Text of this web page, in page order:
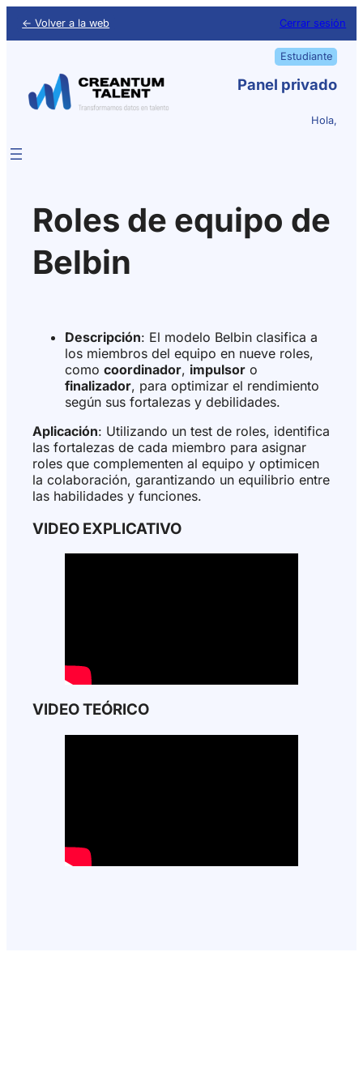
← Volver a la web Cerrar sesión
Estudiante
Panel privado
Hola,
Roles de equipo de
Belbin
Descripción: El modelo Belbin clasifica a
los miembros del equipo en nueve roles,
como coordinador, impulsor o
finalizador, para optimizar el rendimiento
según sus fortalezas y debilidades.
Aplicación: Utilizando un test de roles, identifica
las fortalezas de cada miembro para asignar
roles que complementen al equipo y optimicen
la colaboración, garantizando un equilibrio entre
las habilidades y funciones.
VIDEO EXPLICATIVO
VIDEO TEÓRICO